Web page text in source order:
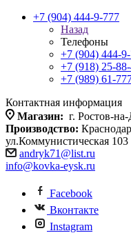
+7 (904) 444-9-777
Назад
Телефоны
+7 (904) 444-
+7 (918) 25-
+7 (989) 61-
Контактная информация
Магазин: г. Ростов-
Производство:
ул.Коммунистическая 103
andryk71@list.ru
info@kovka-eysk.ru
Facebook
Вконтакте
Instagram